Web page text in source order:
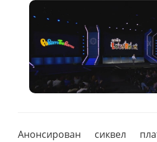
Анонсирован сиквел